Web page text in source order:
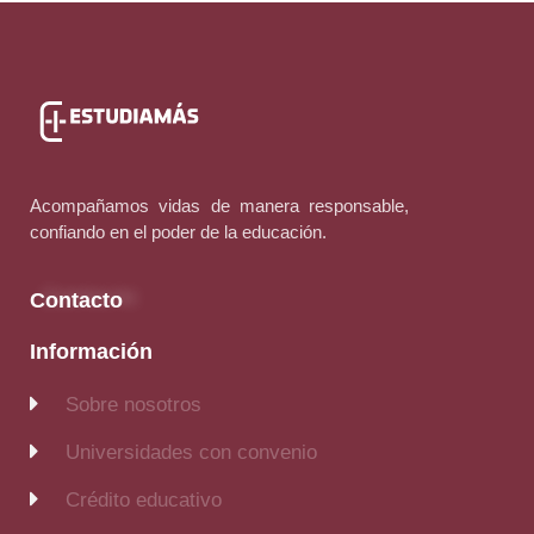
Acompañamos vidas de manera responsable,
confiando en el poder de la educación.
Contacto
Información
Sobre nosotros
Universidades con convenio
Crédito educativo